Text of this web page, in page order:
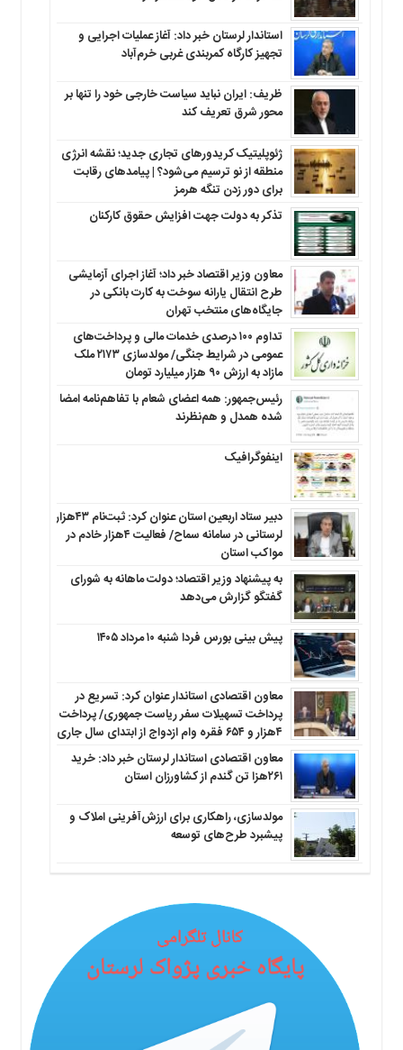
استاندار لرستان خبر داد: آغاز عملیات اجرایی و
تجهیز کارگاه کمربندی غربی خرم‌آباد
ظریف: ایران نباید سیاست خارجی خود را تنها بر
محور شرق تعریف کند
ژئوپلیتیک کریدورهای تجاری جدید؛ نقشه انرژی
منطقه‌ از نو ترسیم می‌شود؟ | پیامدهای رقابت
برای دور زدن تنگه هرمز
تذکر به دولت جهت افزایش حقوق کارکنان ‌
معاون وزیر اقتصاد خبر داد؛ آغاز اجرای آزمایشی
طرح انتقال یارانه سوخت به کارت بانکی در
جایگاه‌های منتخب تهران
تداوم ۱۰۰ درصدی خدمات مالی و پرداخت‌های
عمومی در شرایط جنگی/ مولدسازی ۲۱۷۳ ملک
مازاد به ارزش ۹۰ هزار میلیارد تومان
رئیس‌جمهور: همه اعضای شعام با تفاهم‌نامه امضا
شده همدل و هم‌نظرند
اینفوگرافیک
دبیر ستاد اربعین استان عنوان کرد: ثبت‌نام ۴۳هزار
لرستانی در سامانه سماح/ فعالیت ۴هزار خادم در
مواکب استان
به پیشنهاد وزیر اقتصاد؛ دولت ماهانه به شورای
گفتگو گزارش می‌دهد
پیش بینی بورس فردا شنبه ۱۰ مرداد ۱۴۰۵
معاون اقتصادی استاندار عنوان کرد: تسریع در
پرداخت تسهیلات سفر ریاست جمهوری/ پرداخت
۴هزار و ۶۵۴ فقره وام ازدواج از ابتدای سال جاری
معاون اقتصادی استاندار لرستان خبر داد: خرید
۲۶۱هزا تن گندم از کشاورزان استان
مولدسازی، راهکاری برای ارزش‌آفرینی املاک و
پیشبرد طرح‌های توسعه